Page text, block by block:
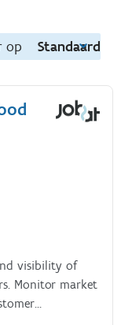
op Standaard
visibility of
Monitor market